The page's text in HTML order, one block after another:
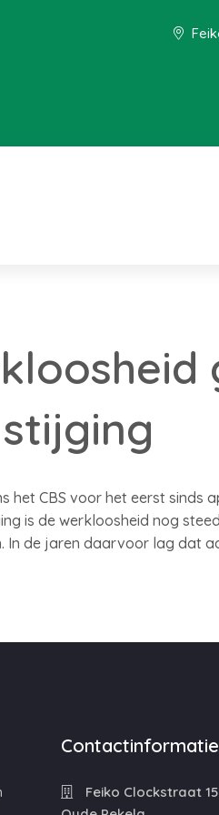
het CBS voor het eerst sinds
is de werkloosheid nog
In de jaren daarvoor lag dat
Contactinformatie
Feiko Clockstraat